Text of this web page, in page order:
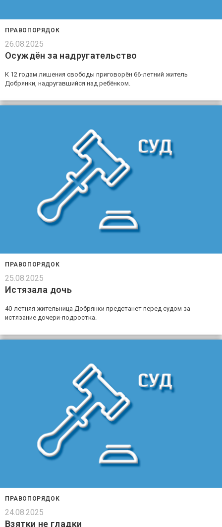
ПРАВОПОРЯДОК
26.08.2025
Осуждён за надругательство
К 12 годам лишения свободы приговорён 66-летний житель
Добрянки, надругавшийся над ребёнком.
ПРАВОПОРЯДОК
25.08.2025
Истязала дочь
40-летняя жительница Добрянки предстанет перед судом за
истязание дочери-подростка.
ПРАВОПОРЯДОК
24.08.2025
Взятки не гладки